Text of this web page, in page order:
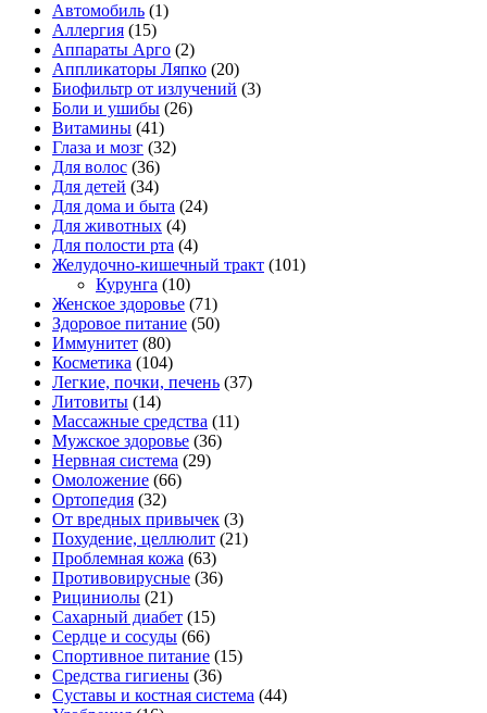
Автомобиль (1)
Аллергия (15)
Аппараты Арго (2)
Аппликаторы Ляпко (20)
Биофильтр от излучений (3)
Боли и ушибы (26)
Витамины (41)
Глаза и мозг (32)
Для волос (36)
Для детей (34)
Для дома и быта (24)
Для животных (4)
Для полости рта (4)
Желудочно-кишечный тракт (101)
Курунга (10)
Женское здоровье (71)
Здоровое питание (50)
Иммунитет (80)
Косметика (104)
Легкие, почки, печень (37)
Литовиты (14)
Массажные средства (11)
Мужское здоровье (36)
Нервная система (29)
Омоложение (66)
Ортопедия (32)
От вредных привычек (3)
Похудение, целлюлит (21)
Проблемная кожа (63)
Противовирусные (36)
Рициниолы (21)
Сахарный диабет (15)
Сердце и сосуды (66)
Спортивное питание (15)
Средства гигиены (36)
Суставы и костная система (44)